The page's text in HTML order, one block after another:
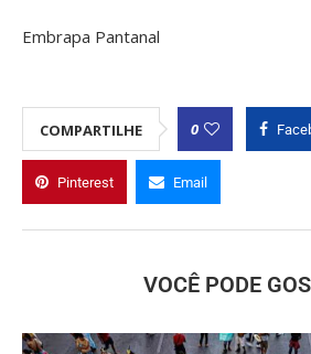
Embrapa Pantanal
COMPARTILHE 0
Pinterest Email
VOCÊ PODE